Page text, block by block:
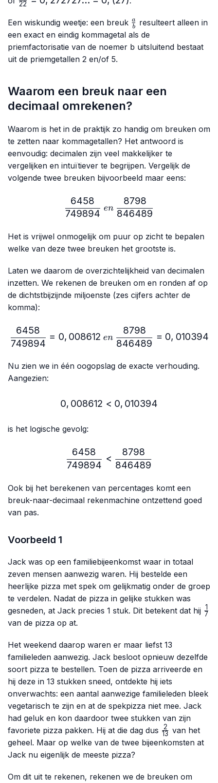
= 1,(6)
= 0,(27)
22
Een wiskundig weetje: een breuk \frac{a}
{b}
b
a
resulteert alleen in
een exact en eindig kommagetal als de
priemfactorisatie van de noemer b uitsluitend bestaat
uit de priemgetallen 2 en/of 5.
Waarom een breuk naar een
decimaal omrekenen?
Waarom is het in de praktijk zo handig om breuken om
te zetten naar kommagetallen? Het antwoord is
eenvoudig: decimalen zijn veel makkelijker te
vergelijken en intuïtiever te begrijpen. Vergelijk de
volgende twee breuken bijvoorbeeld maar eens:
\frac{6458}{749894} \
749894
6458
en 846489
8798
Het is vrijwel onmogelijk om puur op zicht te bepalen
welke van deze twee breuken het grootste is.
Laten we daarom de overzichtelijkheid van decimalen
inzetten. We rekenen de breuken om en ronden af op
de dichtstbijzijnde miljoenste (zes cijfers achter de
komma):
749894
6458
= 0, 008612 en 846489
8798
= 0, 010394
Nu zien we in één oogopslag de exacte verhouding.
Aangezien:
0,008612 < 0,010394
0, 008612 < 0, 010394
is het logische gevolg:
\frac{6458}{749894} <
749894
6458
<
846489
8798
Ook bij het berekenen van percentages komt een
breuk-naar-decimaal rekenmachine ontzettend goed
van pas.
Voorbeeld 1
Jack was op een familiebijeenkomst waar in totaal
zeven mensen aanwezig waren. Hij bestelde een
heerlijke pizza met spek om gelijkmatig onder de groep
te verdelen. Nadat de pizza in gelijke stukken was
gesneden, at Jack precies 1 stuk. Dit betekent dat hij 7
1
van de pizza op at.
Het weekend daarop waren er maar liefst 13
familieleden aanwezig. Jack besloot opnieuw dezelfde
soort pizza te bestellen. Toen de pizza arriveerde en
hij deze in 13 stukken sneed, ontdekte hij iets
onverwachts: een aantal aanwezige familieleden bleek
vegetarisch te zijn en at de spekpizza niet mee. Jack
had geluk en kon daardoor twee stukken van zijn
favoriete pizza pakken. Hij at die dag dus \frac{2}
{13}
13
2
van het
geheel. Maar op welke van de twee bijeenkomsten at
Jack nu eigenlijk de meeste pizza?
Om dit uit te rekenen, rekenen we de breuken om